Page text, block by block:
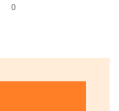
0